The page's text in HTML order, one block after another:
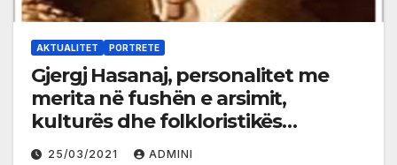
AKTUALITET PORTRETE
Gjergj Hasanaj, personalitet me
merita në fushën e arsimit,
kulturës dhe folkloristikës
shqiptare
25/03/2021 ADMINI